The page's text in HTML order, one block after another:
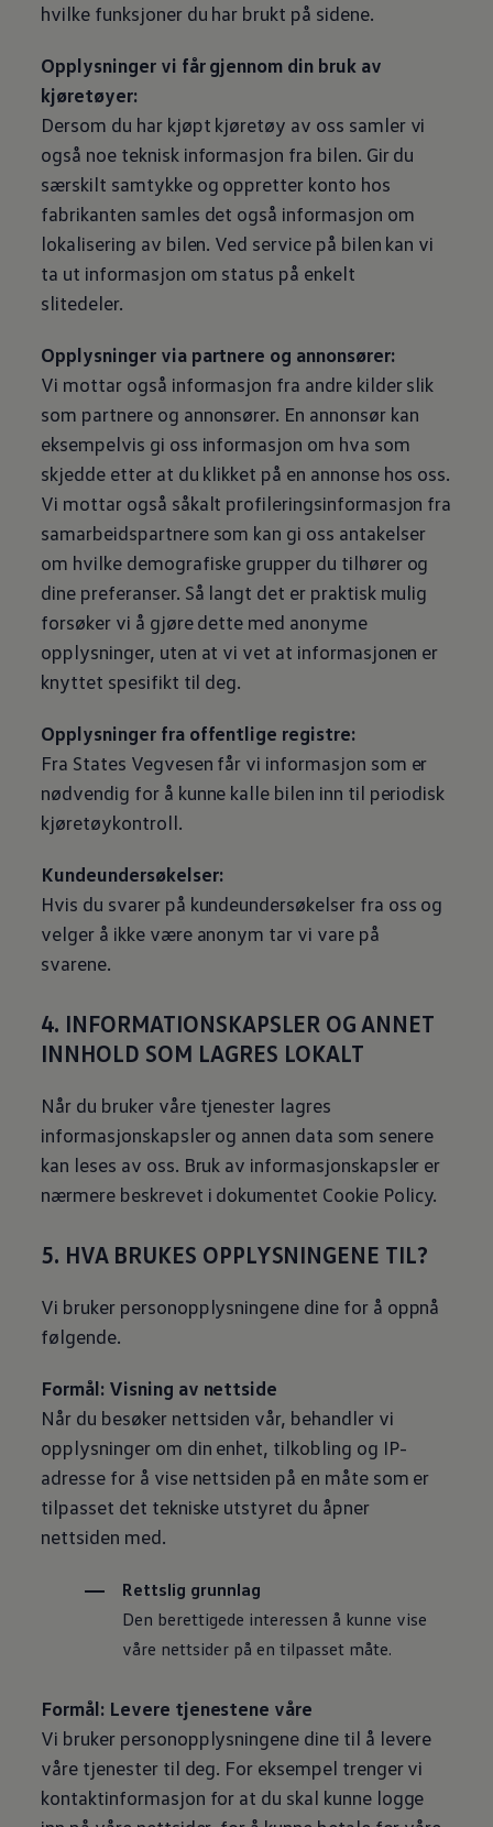
hvilke funksjoner du har brukt på sidene.
Opplysninger vi får gjennom din bruk av
kjøretøyer:
Dersom du har kjøpt kjøretøy av oss samler vi
også noe teknisk informasjon fra bilen. Gir du
særskilt samtykke og oppretter konto hos
fabrikanten samles det også informasjon om
lokalisering av bilen. Ved service på bilen kan vi
ta ut informasjon om status på enkelt
slitedeler.
Opplysninger via partnere og annonsører:
Vi mottar også informasjon fra andre kilder slik
som partnere og annonsører. En annonsør kan
eksempelvis gi oss informasjon om hva som
skjedde etter at du klikket på en annonse hos oss.
Vi mottar også såkalt profileringsinformasjon fra
samarbeidspartnere som kan gi oss antakelser
om hvilke demografiske grupper du tilhører og
dine preferanser. Så langt det er praktisk mulig
forsøker vi å gjøre dette med anonyme
opplysninger, uten at vi vet at informasjonen er
knyttet spesifikt til deg.
Opplysninger fra offentlige registre:
Fra States Vegvesen får vi informasjon som er
nødvendig for å kunne kalle bilen inn til periodisk
kjøretøykontroll.
Kundeundersøkelser:
Hvis du svarer på kundeundersøkelser fra oss og
velger å ikke være anonym tar vi vare på
svarene.
4. INFORMATIONSKAPSLER OG ANNET
INNHOLD SOM LAGRES LOKALT
Når du bruker våre tjenester lagres
informasjonskapsler og annen data som senere
kan leses av oss. Bruk av informasjonskapsler er
nærmere beskrevet i dokumentet Cookie Policy.
5. HVA BRUKES OPPLYSNINGENE TIL?
Vi bruker personopplysningene dine for å oppnå
følgende.
Formål: Visning av nettside
Når du besøker nettsiden vår, behandler vi
opplysninger om din enhet, tilkobling og IP-
adresse for å vise nettsiden på en måte som er
tilpasset det tekniske utstyret du åpner
nettsiden med.
Rettslig grunnlag
Den berettigede interessen å kunne vise
våre nettsider på en tilpasset måte.
Formål: Levere tjenestene våre
Vi bruker personopplysningene dine til å levere
våre tjenester til deg. For eksempel trenger vi
kontaktinformasjon for at du skal kunne logge